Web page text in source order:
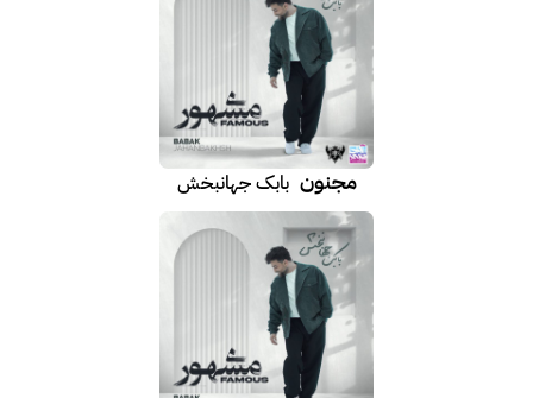
مجنون بابک جهانبخش